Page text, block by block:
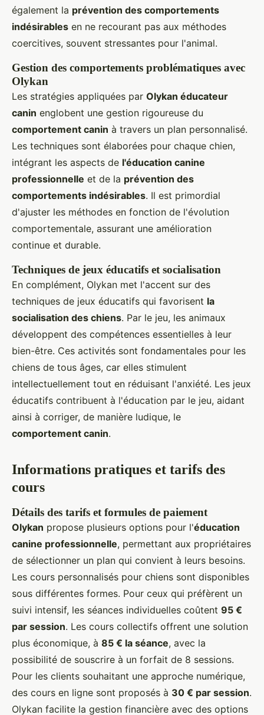
également la prévention des comportements
indésirables en ne recourant pas aux méthodes
coercitives, souvent stressantes pour l'animal.
Gestion des comportements problématiques avec
Olykan
Les stratégies appliquées par Olykan éducateur
canin englobent une gestion rigoureuse du
comportement canin à travers un plan personnalisé.
Les techniques sont élaborées pour chaque chien,
intégrant les aspects de l'éducation canine
professionnelle et de la prévention des
comportements indésirables. Il est primordial
d'ajuster les méthodes en fonction de l'évolution
comportementale, assurant une amélioration
continue et durable.
Techniques de jeux éducatifs et socialisation
En complément, Olykan met l'accent sur des
techniques de jeux éducatifs qui favorisent la
socialisation des chiens. Par le jeu, les animaux
développent des compétences essentielles à leur
bien-être. Ces activités sont fondamentales pour les
chiens de tous âges, car elles stimulent
intellectuellement tout en réduisant l'anxiété. Les jeux
éducatifs contribuent à l'éducation par le jeu, aidant
ainsi à corriger, de manière ludique, le
comportement canin.
Informations pratiques et tarifs des
cours
Détails des tarifs et formules de paiement
Olykan propose plusieurs options pour l'éducation
canine professionnelle, permettant aux propriétaires
de sélectionner un plan qui convient à leurs besoins.
Les cours personnalisés pour chiens sont disponibles
sous différentes formes. Pour ceux qui préfèrent un
suivi intensif, les séances individuelles coûtent 95 €
par session. Les cours collectifs offrent une solution
plus économique, à 85 € la séance, avec la
possibilité de souscrire à un forfait de 8 sessions.
Pour les clients souhaitant une approche numérique,
des cours en ligne sont proposés à 30 € par session.
Olykan facilite la gestion financière avec des options